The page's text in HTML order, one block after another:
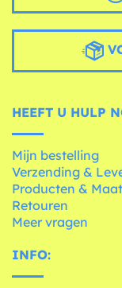
HEEFT U HULP
Mijn bestelling
Verzending &
Producten &
Retouren
Meer vragen
INFO: